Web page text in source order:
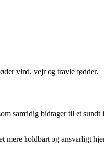
vind, vejr og travle fødder.
samtidig bidrager til et sundt
mere holdbart og ansvarligt